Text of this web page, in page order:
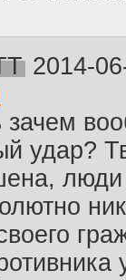
2014-
зачем
удар?
люди